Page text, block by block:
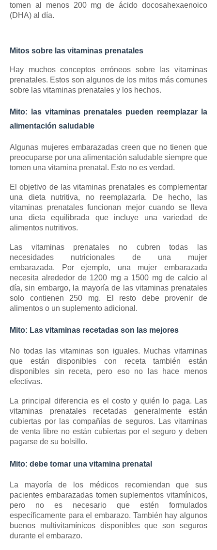
tomen al menos 200 mg de ácido docosahexaenoico
(DHA) al día.
Mitos sobre las vitaminas prenatales
Hay muchos conceptos erróneos sobre las vitaminas
prenatales. Estos son algunos de los mitos más comunes
sobre las vitaminas prenatales y los hechos.
Mito: las vitaminas prenatales pueden reemplazar la
alimentación saludable
Algunas mujeres embarazadas creen que no tienen que
preocuparse por una alimentación saludable siempre que
tomen una vitamina prenatal. Esto no es verdad.
El objetivo de las vitaminas prenatales es complementar
una dieta nutritiva, no reemplazarla.
De hecho, las
vitaminas prenatales funcionan mejor cuando se lleva
una dieta equilibrada que incluye una variedad de
alimentos nutritivos.
Las vitaminas prenatales no cubren todas las
necesidades nutricionales de una mujer
embarazada.
Por ejemplo, una mujer embarazada
necesita alrededor de 1200 mg a 1500 mg de calcio al
día, sin embargo, la mayoría de las vitaminas prenatales
solo contienen 250 mg.
El resto debe provenir de
alimentos o un suplemento adicional.
Mito: Las vitaminas recetadas son las mejores
No todas las vitaminas son iguales. Muchas vitaminas
que están disponibles con receta también están
disponibles sin receta, pero eso no las hace menos
efectivas.
La principal diferencia es el costo y quién lo paga. Las
vitaminas prenatales recetadas generalmente están
cubiertas por las compañías de seguros. Las vitaminas
de venta libre no están cubiertas por el seguro y deben
pagarse de su bolsillo.
Mito: debe tomar una vitamina prenatal
La mayoría de los médicos recomiendan que sus
pacientes embarazadas tomen suplementos vitamínicos,
pero no es necesario que estén formulados
específicamente para el embarazo. También hay algunos
buenos multivitamínicos disponibles que son seguros
durante el embarazo.